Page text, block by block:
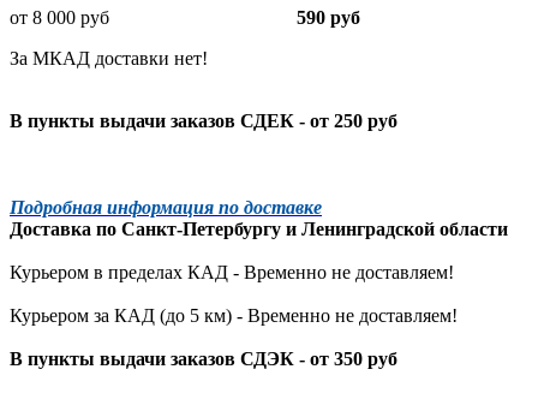
от 8 000 руб 590 руб
За МКАД доставки нет!
В пункты выдачи заказов СДЕК - от 250 руб
Подробная информация по доставке
Доставка по Санкт-Петербургу и Ленинградской области
Курьером в пределах КАД - Временно не доставляем!
Курьером за КАД (до 5 км) - Временно не доставляем!
В пункты выдачи заказов СДЭК - от 350 руб